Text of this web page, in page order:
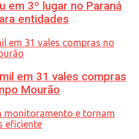
em 3º lugar no Paraná
entidades
em 31 vales compras
Mourão